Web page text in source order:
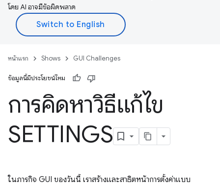
โดย AI อาจมีข้อผิดพลาด
หน้าแรก Shows GUI Challenges
ข้อมูลนี้มีประโยชน์ไหม
การคิดหาวิธีแก้ไข
SETTINGS
ในภารกิจ GUI ของวันนี้ เราสร้างและสาธิตหน้าการตั้งค่าแบบ